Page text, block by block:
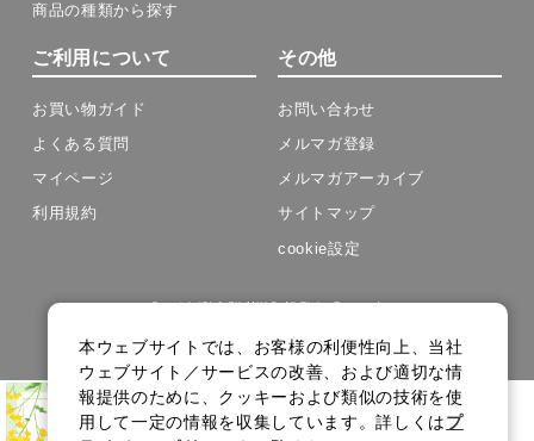
商品の種類から探す
ご利用について
お買い物ガイド
よくある質問
マイページ
利用規約
その他
お問い合わせ
メルマガ登録
メルマガアーカイブ
サイトマップ
cookie設定
Copyright(C) J-OIL MILLS .All Rights Reserved.
本ウェブサイトでは、お客様の利便性向上、当社
ウェブサイト／サービスの改善、および適切な情
報提供のために、クッキーおよび類似の技術を使
用して一定の情報を収集しています。詳しくはプ